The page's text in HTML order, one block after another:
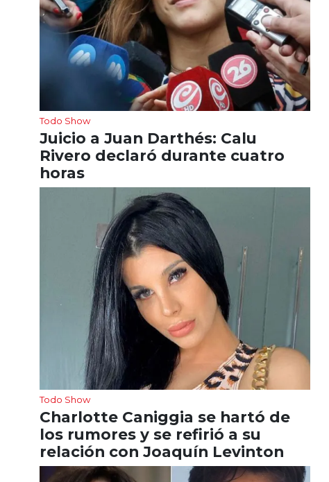
Todo Show
Juicio a Juan Darthés: Calu
Rivero declaró durante cuatro
horas
Todo Show
Charlotte Caniggia se hartó de
los rumores y se refirió a su
relación con Joaquín Levinton